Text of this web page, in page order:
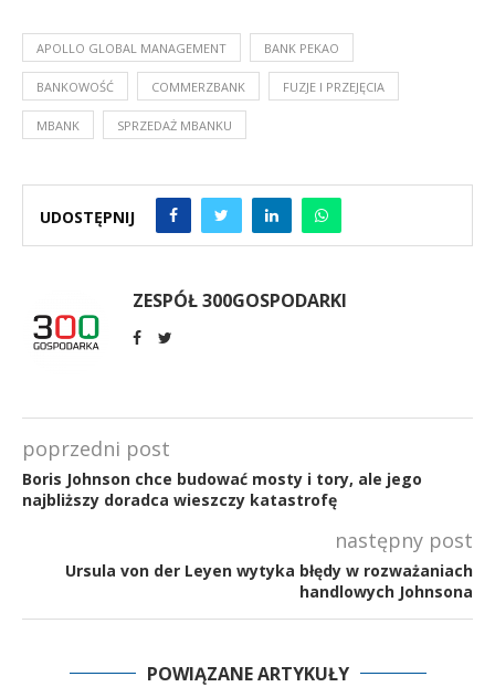
APOLLO GLOBAL MANAGEMENT BANK PEKAO
BANKOWOŚĆ COMMERZBANK FUZJE I PRZEJĘCIA
MBANK SPRZEDAŻ MBANKU
UDOSTĘPNIJ
ZESPÓŁ 300GOSPODARKI
poprzedni post
Boris Johnson chce budować mosty i tory, ale jego
najbliższy doradca wieszczy katastrofę
następny post
Ursula von der Leyen wytyka błędy w rozważaniach
handlowych Johnsona
POWIĄZANE ARTYKUŁY